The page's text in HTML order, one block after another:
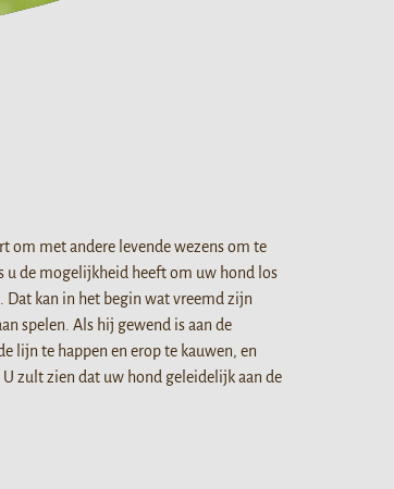
om met andere levende wezens om te
u de mogelijkheid heeft om uw hond los
Dat kan in het begin wat vreemd zijn
spelen. Als hij gewend is aan de
lijn te happen en erop te kauwen, en
zult zien dat uw hond geleidelijk aan de